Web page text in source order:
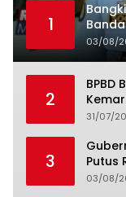
1
03/08/
2
BPBD
31/07/
3
Putus
03/08/